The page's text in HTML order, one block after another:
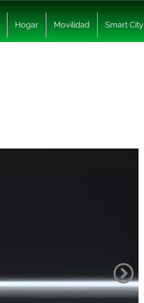
Hogar Movilidad Smart City